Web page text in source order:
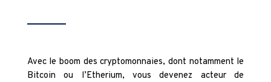
Avec le boom des cryptomonnaies, dont notamment le
Bitcoin ou l’Etherium, vous devenez acteur de